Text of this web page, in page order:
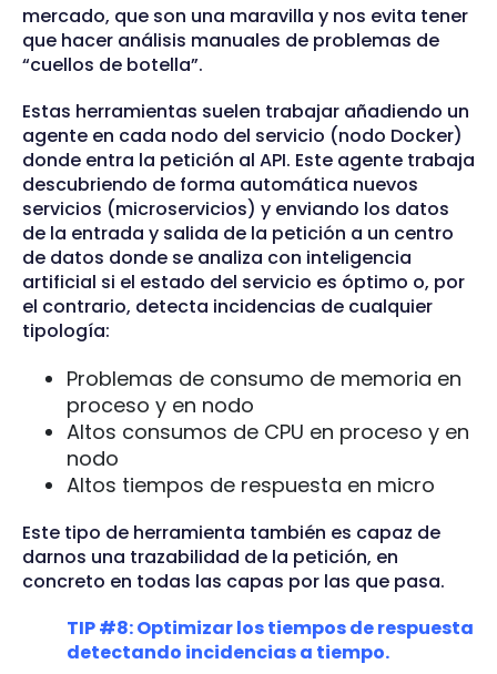
mercado, que son una maravilla y nos evita tener
que hacer análisis manuales de problemas de
“cuellos de botella”.
Estas herramientas suelen trabajar añadiendo un
agente en cada nodo del servicio (nodo Docker)
donde entra la petición al API. Este agente trabaja
descubriendo de forma automática nuevos
servicios (microservicios) y enviando los datos
de la entrada y salida de la petición a un centro
de datos donde se analiza con inteligencia
artificial si el estado del servicio es óptimo o, por
el contrario, detecta incidencias de cualquier
tipología:
Problemas de consumo de memoria en
proceso y en nodo
Altos consumos de CPU en proceso y en
nodo
Altos tiempos de respuesta en micro
Este tipo de herramienta también es capaz de
darnos una trazabilidad de la petición, en
concreto en todas las capas por las que pasa.
TIP #8: Optimizar los tiempos de respuesta
detectando incidencias a tiempo.